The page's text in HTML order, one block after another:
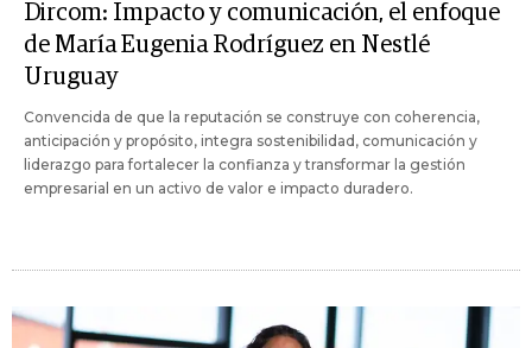
Dircom: Impacto y comunicación, el enfoque
de María Eugenia Rodríguez en Nestlé
Uruguay
Convencida de que la reputación se construye con coherencia,
anticipación y propósito, integra sostenibilidad, comunicación y
liderazgo para fortalecer la confianza y transformar la gestión
empresarial en un activo de valor e impacto duradero.